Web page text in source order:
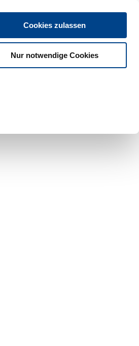
Cookies zulassen
Nur notwendige Cookies